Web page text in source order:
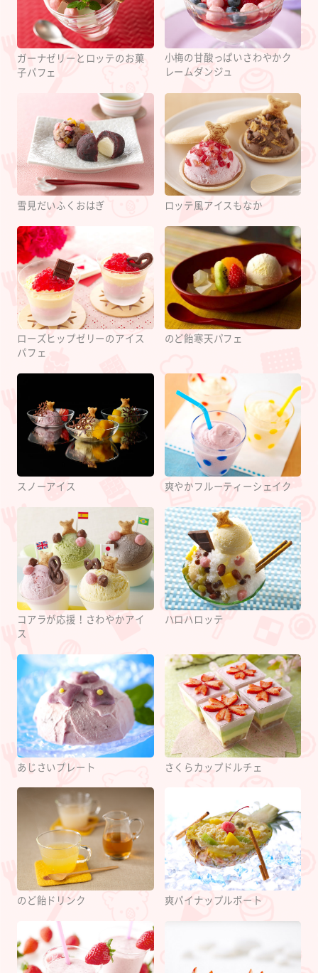
ガーナゼリーとロッテのお菓
子パフェ
小梅の甘酸っぱいさわやかク
レームダンジュ
雪見だいふくおはぎ ロッテ風アイスもなか
ローズヒップゼリーのアイス
パフェ
のど飴寒天パフェ
スノーアイス 爽やかフルーティーシェイク
コアラが応援！さわやかアイ
ス
ハロハロッテ
あじさいプレート さくらカップドルチェ
のど飴ドリンク 爽パイナップルボート